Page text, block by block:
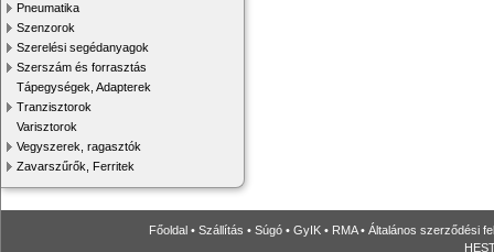
Pneumatika
Szenzorok
Szerelési segédanyagok
Szerszám és forrasztás
Tápegységek, Adapterek
Tranzisztorok
Varisztorok
Vegyszerek, ragasztók
Zavarszűrők, Ferritek
Főoldal • Szállítás • Súgó • GyIK • RMA• Általános szerződési